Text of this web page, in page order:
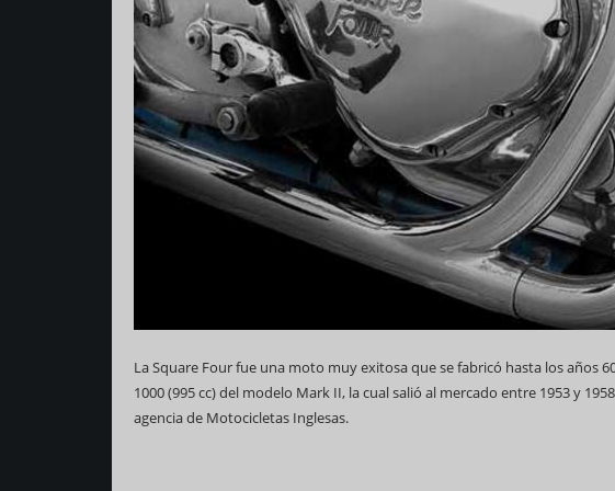
La Square Four fue una moto muy exitosa que se fabricó hasta los años
1000 (995 cc) del modelo Mark II, la cual salió al mercado entre 1953 y
agencia de Motocicletas Inglesas.